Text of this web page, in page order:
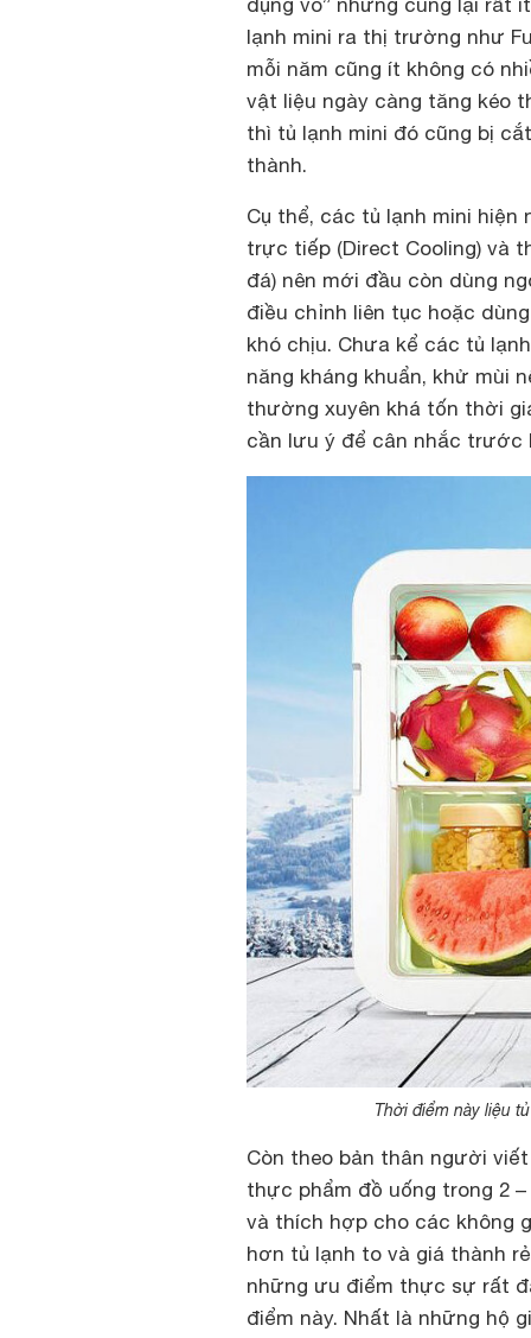
dụng võ” nhưng cung lại rất
lạnh mini ra thị trường như
mỗi năm cũng ít không có
vật liệu ngày càng tăng kéo
thì tủ lạnh mini đó cũng bị
thành.
Cụ thể, các tủ lạnh mini
trực tiếp (Direct Cooling) và
đá) nên mới đầu còn dùng
điều chỉnh liên tục hoặc
khó chịu. Chưa kể các tủ
năng kháng khuẩn, khử mùi
thường xuyên khá tốn thời
cần lưu ý để cân nhắc trước
Thời điểm này liệu
Còn theo bản thân người
thực phẩm đồ uống trong 2
và thích hợp cho các không
hơn tủ lạnh to và giá thành
những ưu điểm thực sự rất
điểm này. Nhất là những hộ